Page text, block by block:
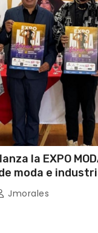
la EXPO
moda e
Jmorales